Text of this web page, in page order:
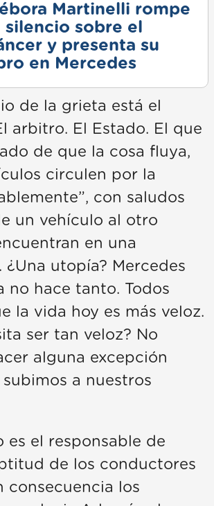
Martinelli rompe
silencio sobre el
y presenta su
en Mercedes
de la grieta está el
arbitro. El Estado. El que
de que la cosa fluya,
circulen por la
con saludos
un vehículo al otro
en una
¿Una utopía? Mercedes
no hace tanto. Todos
la vida hoy es más veloz.
ser tan veloz? No
alguna excepción
a nuestros
es el responsable de
de los conductores
consecuencia los